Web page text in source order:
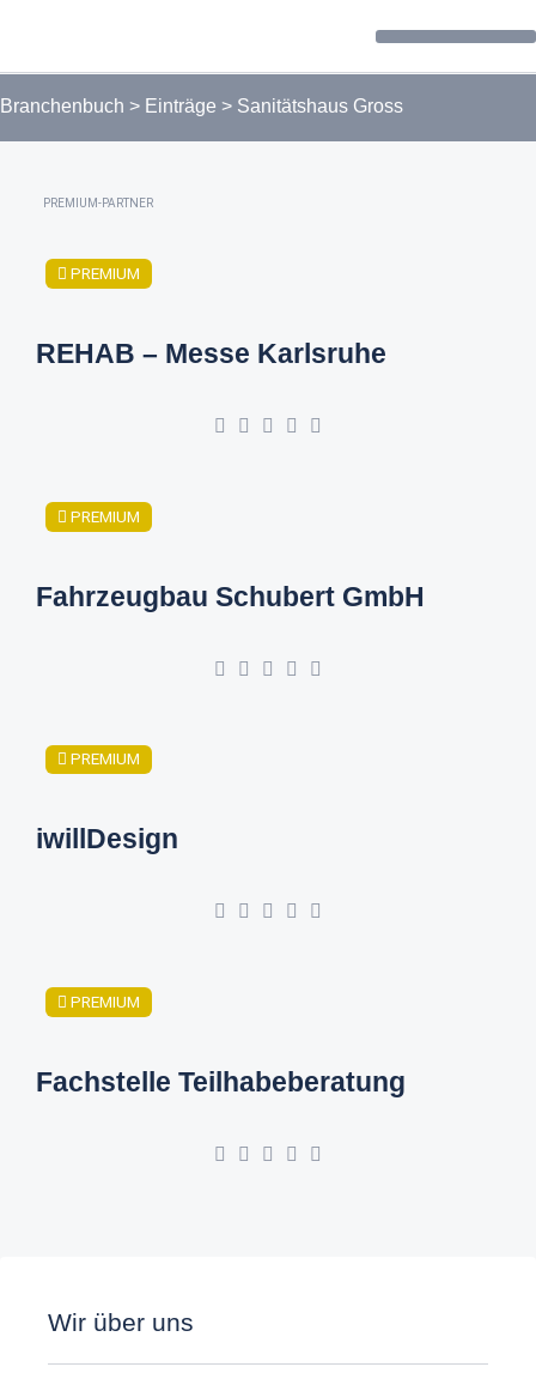
Branchenbuch > Einträge > Sanitätshaus Gross
PREMIUM-PARTNER
PREMIUM
REHAB – Messe Karlsruhe
PREMIUM
Fahrzeugbau Schubert GmbH
PREMIUM
iwillDesign
PREMIUM
Fachstelle Teilhabeberatung
Wir über uns